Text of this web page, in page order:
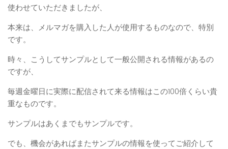
使わせていただきましたが、
本来は、メルマガを購入した人が使用するものなので、特別
です。
時々、こうしてサンプルとして一般公開される情報があるの
ですが、
毎週金曜日に実際に配信されて来る情報はこの100倍くらい貴
重なものです。
サンプルはあくまでもサンプルです。
でも、機会があればまたサンプルの情報を使ってご紹介して